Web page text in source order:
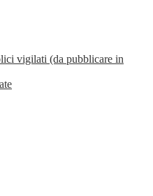
vigilati (da pubblicare in